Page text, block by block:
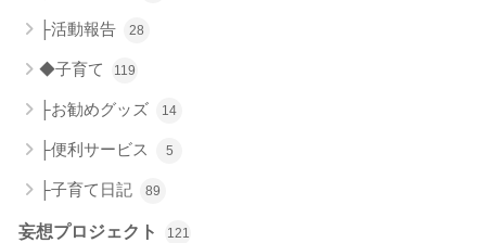
├活動報告 28
◆子育て 119
├お勧めグッズ 14
├便利サービス 5
├子育て日記 89
妄想プロジェクト 121